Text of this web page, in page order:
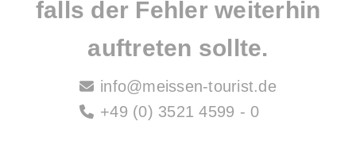
falls der Fehler weiterhin
auftreten sollte.
info@meissen-tourist.de
+49 (0) 3521 4599 - 0